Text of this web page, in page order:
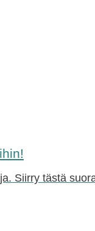
Siirry tästä